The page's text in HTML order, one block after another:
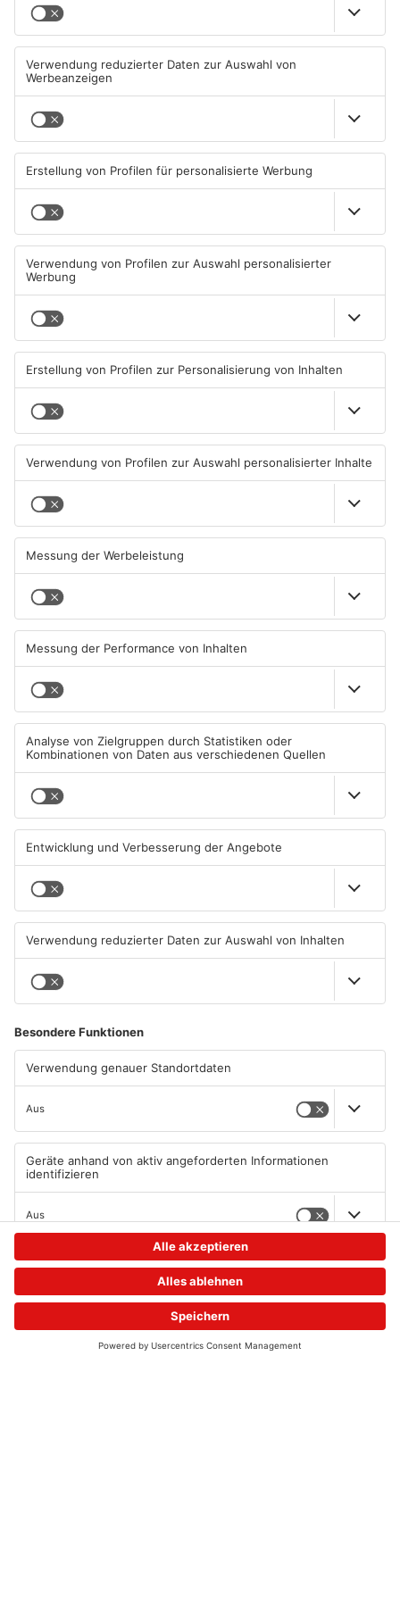
Straßensperrung in
Aschaffenburg wegen
Gasnetz-Reparatur
08.08.2026, 13:53 UHR IN
Zwei Fußgänger in
Aschaffenburg von
Mercedes erfasst
TOPNEWS
Große Baustelle in
Aschaffenburger Innenstadt
beendet
05.08.2026, 06:40 UHR IN
ASCHAFFENBURG
Feuerwerk löst wohl Brand in
Aschaffenburg-Schweinheim
aus
ASCHAFFENBURG
Aschaffenburg: Prozess um
schweren E-Scooter-Raub
ASCHAFFENBURG
AB: Sperrmüllpresse brennt
auf Recyclinghof
ASCHAFFENBURG